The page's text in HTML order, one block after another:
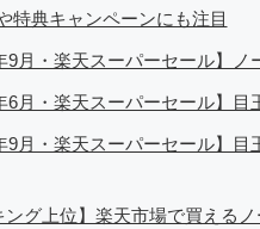
特典キャンペーンにも注目
9月・楽天スーパーセール】ノ
6月・楽天スーパーセール】目
9月・楽天スーパーセール】
ング上位】楽天市場で買える